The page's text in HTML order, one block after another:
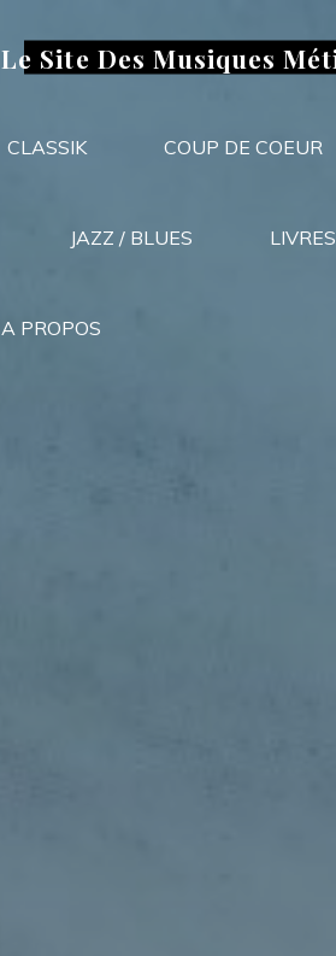
Le Site Des Musiques
CLASSIK COUP DE COEUR
JAZZ / BLUES LIVRES
A PROPOS